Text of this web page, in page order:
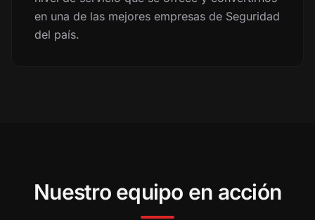
en una de las mejores empresas de Seguridad
del país.
Nuestro equipo en acción